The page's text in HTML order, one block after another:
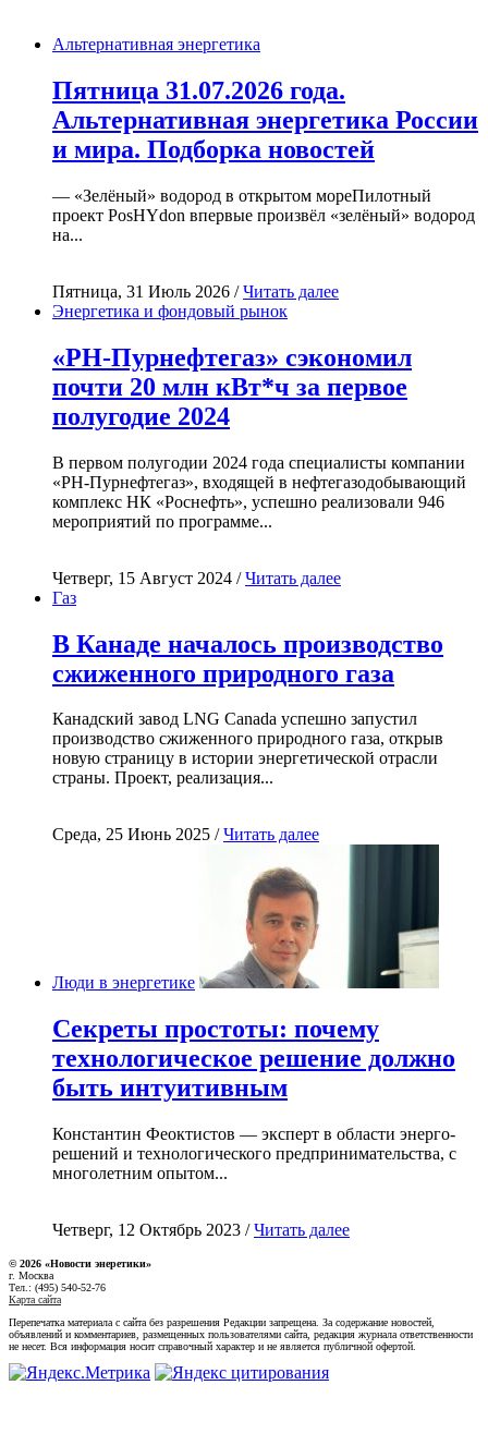
Альтернативная энергетика
Пятница 31.07.2026 года.
Альтернативная энергетика России
и мира. Подборка новостей
— «Зелёный» водород в открытом мореПилотный
проект PosHYdon впервые произвёл «зелёный» водород
на...
Пятница, 31 Июль 2026 /Читать далее
Энергетика и фондовый рынок
«РН-Пурнефтегаз» сэкономил
почти 20 млн кВт*ч за первое
полугодие 2024
В первом полугодии 2024 года специалисты компании
«РН-Пурнефтегаз», входящей в нефтегазодобывающий
комплекс НК «Роснефть», успешно реализовали 946
мероприятий по программе...
Четверг, 15 Август 2024 /Читать далее
Газ
В Канаде началось производство
сжиженного природного газа
Канадский завод LNG Canada успешно запустил
производство сжиженного природного газа, открыв
новую страницу в истории энергетической отрасли
страны. Проект, реализация...
Среда, 25 Июнь 2025 /Читать далее
Люди в энергетике
Секреты простоты: почему
технологическое решение должно
быть интуитивным
Константин Феоктистов — эксперт в области энерго-
решений и технологического предпринимательства, с
многолетним опытом...
Четверг, 12 Октябрь 2023 /Читать далее
© 2026 «Новости энеретики»
г. Москва
Тел.: (495) 540-52-76
Карта сайта
Перепечатка материала с сайта без разрешения Редакции запрещена. За содержание новостей,
объявлений и комментариев, размещенных пользователями сайта, редакция журнала ответственности
не несет. Вся информация носит справочный характер и не является публичной офертой.